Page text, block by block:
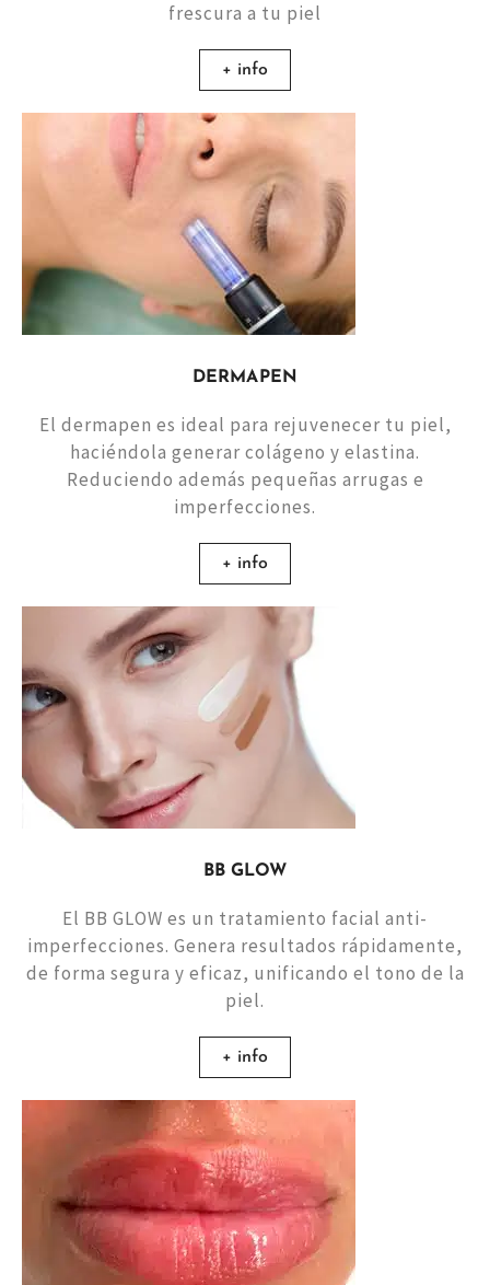
frescura a tu piel
+ info
DERMAPEN
El dermapen es ideal para rejuvenecer tu piel,
haciéndola generar colágeno y elastina.
Reduciendo además pequeñas arrugas e
imperfecciones.
+ info
BB GLOW
El BB GLOW es un tratamiento facial anti-
imperfecciones. Genera resultados rápidamente,
de forma segura y eficaz, unificando el tono de la
piel.
+ info